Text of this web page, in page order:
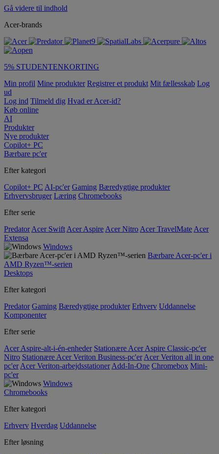
Gå videre til indhold
Acer-brands
5% STUDENTENKORTING
Min profil Mine produkter Registrer et produkt Mit fællesskab Log
ud
Log ind Tilmeld dig Hvad er Acer-id?
Køb online
AI
Produkter
Nye produkter
Copilot+ PC
Bærbare pc'er
Efter kategori
Copilot+ PC AI-pc'er Gaming Bæredygtige produkter
Erhvervsbruger Læring Chromebooks
Efter serie
Predator Acer Swift Acer Aspire Acer Nitro Acer TravelMate Acer
Extensa
Windows
Bærbare Acer-pc'er i
AMD Ryzen™-serien
Desktops
Efter kategori
Predator Gaming Bæredygtige produkter Erhverv Uddannelse
Komponenter
Efter serie
Acer Aspire-alt-i-én-enheder Stationære Acer Aspire Classic-pc'er
Nitro Stationære Acer Veriton Business-pc'er Acer Veriton all in one
pc'er Acer Veriton-arbejdsstationer Add-In-One Chromebox Mini-
pc'er
Windows
Chromebooks
Efter kategori
Erhverv Hverdag Uddannelse
Efter løsning